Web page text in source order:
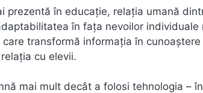
prezentă în educație, relația umană
în fața nevoilor
transformă informația în
cu elevii.
mai mult decât a folosi tehnologia –